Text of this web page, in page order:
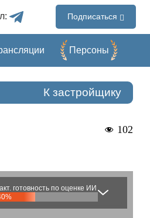
Подписаться
Перcоны
К застройщику
102
готовность по оценке ИИ